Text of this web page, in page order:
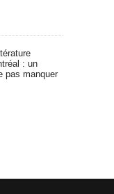
: un
pas manquer